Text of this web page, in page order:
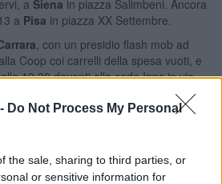
Do Not Process My Personal
the sale, sharing to third parties, or
or sensitive information for
a Siena in piazza Salimbeni. Ancora
a Pisa in piazza XX Settembre.
, con un presidio flash mob ad
Coop coi carrelli della spesa vuoti, e
10,30 davanti alla sede Inps in via
con la fiaccolata prevista alle 16,30 in